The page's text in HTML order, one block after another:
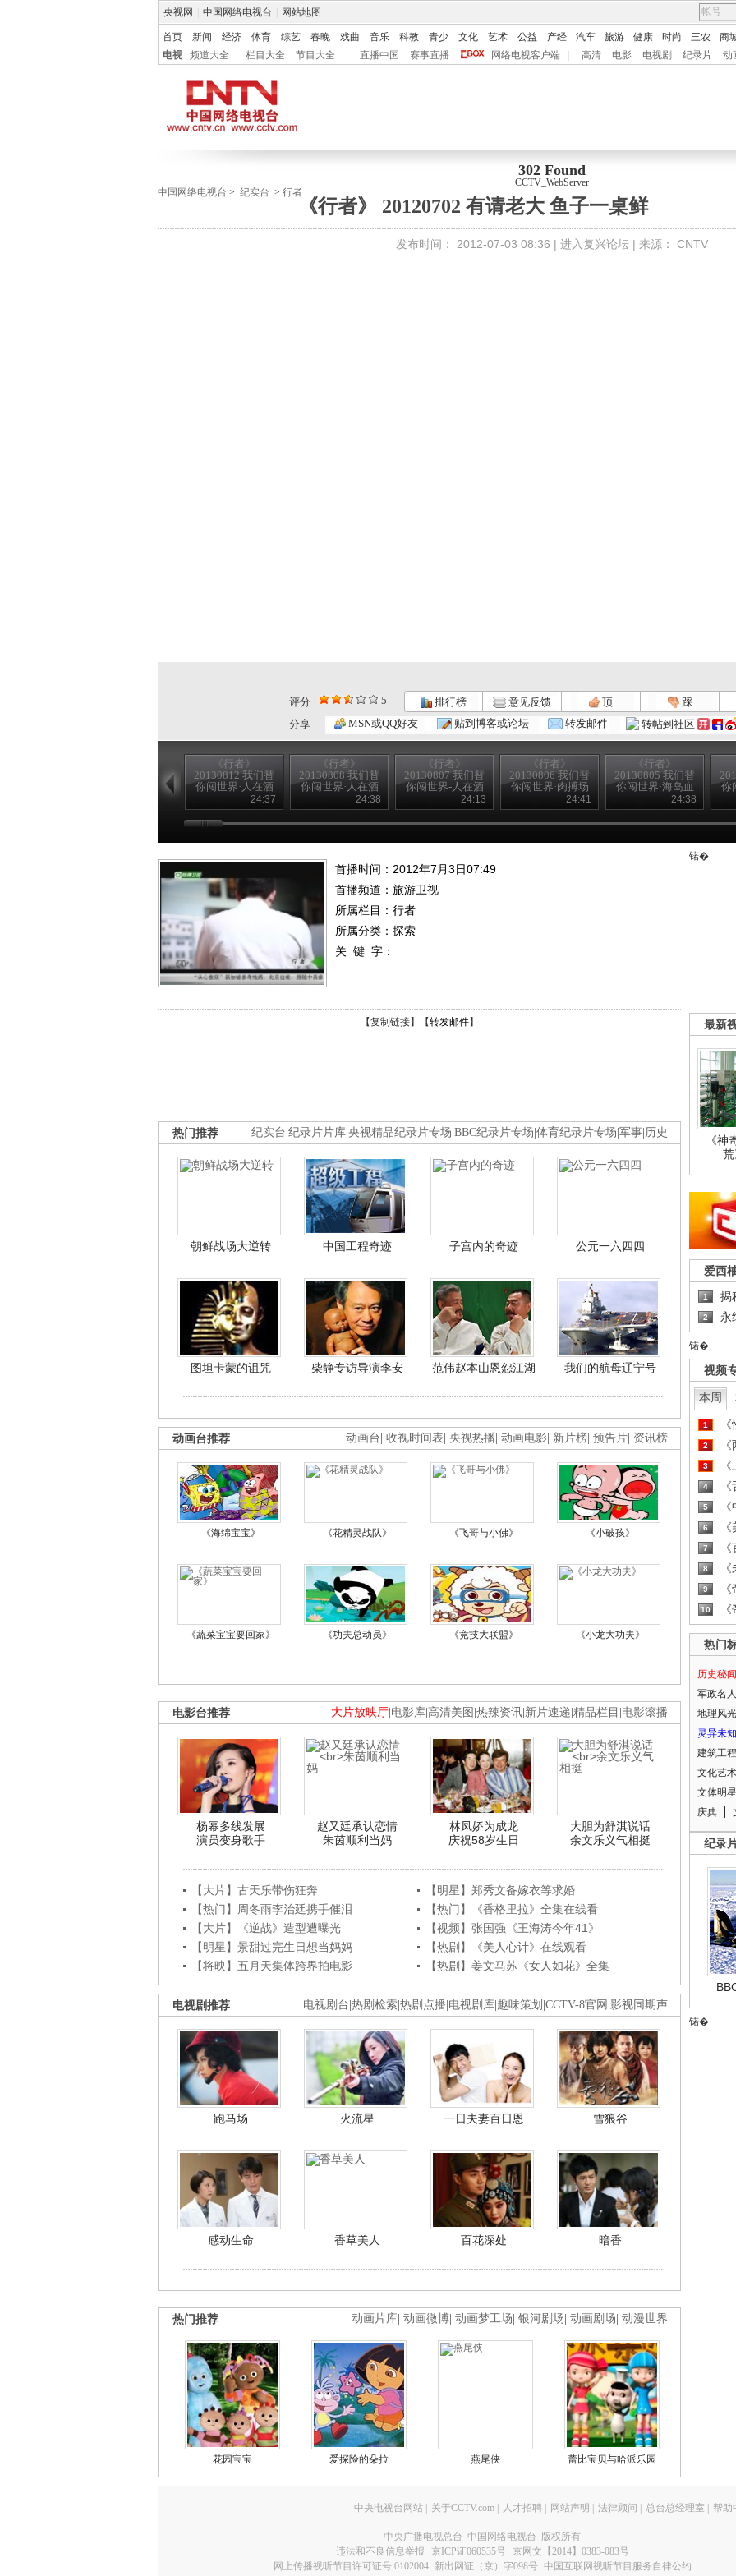
央视网 中国网络电视台 网站地图
首页 新闻 经济 体育 综艺 春晚 戏曲 音乐 科教 青少 文化 艺术 公益 产经 汽车 旅游 健康 时尚 三农
商
电视
频道大全 栏目大全 节目大全 直播中国 赛事直播 网络电视客户端 高清 电影 电视剧 纪录片 动
302 Found
CCTV_WebServer
中国网络电视台 > 纪实台 > 行者
《行者》 20120702 有请老大 鱼子一桌鲜
发布时间： 2012-07-03 08:36 | 进入复兴论坛 | 来源： CNTV
评分 5 排行榜 意见反馈 顶
踩
分享
MSN或QQ好友 贴到博客或论坛 转发邮件 转帖到社区
《行者》
20130812 我们替
你闯世界·人在酒
途（下）24:37
《行者》
20130808 我们替
你闯世界·人在酒
途（中）24:38
《行者》
20130807 我们替
你闯世界-人在酒
途（上）24:13
《行者》
20130806 我们替
你闯世界·肉搏场
24:41
《行者》
20130805 我们替
你闯世界·海岛血
24:38
你
首播时间：2012年7月3日07:49
首播频道： 旅游卫视
所属栏目： 行者
所属分类：探索
关 键 字：
【复制链接】【转发邮件】
纪实台 纪录片片库 央视精品纪录片专场 BBC纪录片专场 体育纪录片专场 军事 历史
热门推荐
朝鲜战场大逆转 中国工程奇迹 子宫内的奇迹 公元一六四四
图坦卡蒙的诅咒 柴静专访导演李安 范伟赵本山恩怨江湖 我们的航母辽宁号
动画台 收视时间表 央视热播 动画电影 新片榜 预告片 资讯榜
动画台推荐
《海绵宝宝》 《花精灵战队》 《飞哥与小佛》 《小破孩》
《蔬菜宝宝要回家》 《功夫总动员》 《竞技大联盟》 《小龙大功夫》
大片放映厅 电影库 高清美图 热辣资讯 新片速递 精品栏目 电影滚播
电影台推荐
杨幂多线发展
演员变身歌手
赵又廷承认恋情
朱茵顺利当妈
林凤娇为成龙
庆祝58岁生日
大胆为舒淇说话
余文乐义气相挺
【大片】古天乐带伤狂奔
【明星】郑秀文备嫁衣等求婚
【热门】周冬雨李治廷携手催泪
【热门】《香格里拉》全集在线看
【大片】《逆战》造型遭曝光
【视频】张国强《王海涛今年41》
【明星】景甜过完生日想当妈妈
【热剧】《美人心计》在线观看
【将映】五月天集体跨界拍电影
【热剧】姜文马苏《女人如花》全集
电视剧台 热剧检索 热剧点播 电视剧库 趣味策划 CCTV-8官网 影视同期声
电视剧推荐
跑马场 火流星 一日夫妻百日恩 雪狼谷
感动生命 香草美人 百花深处 暗香
动画片库 动画微博 动画梦工场 银河剧场 动画剧场 动漫世界
热门推荐
花园宝宝 爱探险的朵拉 燕尾侠 蕾比宝贝与哈派乐园
锘�
最新
《神
爱西
1 揭
2 永
锘�
视频
本周
1
2
3
4
5
6
7
8
9
10
热门
历史秘闻
军政名人
地理风光
灵异未知
建筑工程
文化艺术
文体明星
庆典
纪录
锘�
中央电视台网站 关于CCTV.com 人才招聘 网站声明 法律顾问 总台总经理室 帮助
中央广播电视总台 中国网络电视台 版权所有
违法和不良信息举报
京ICP证060535号
京网文【2014】0383-083号
网上传播视听节目许可证号 0102004 新出网证（京）字098号 中国互联网视听节目服务自律公约